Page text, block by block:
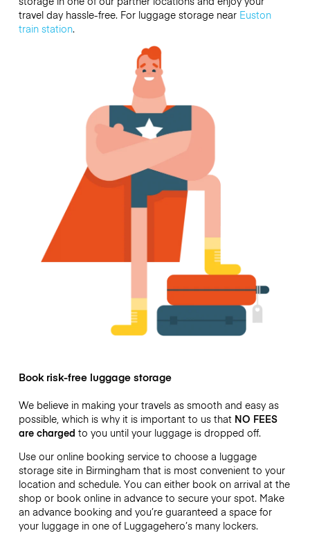
travel day hassle-free. For luggage storage near Euston
train station.
Book risk-free luggage storage
We believe in making your travels as smooth and easy as
possible, which is why it is important to us that NO FEES
are charged to you until your luggage is dropped off.
Use our online booking service to choose a luggage
storage site in Birmingham that is most convenient to your
location and schedule. You can either book on arrival at the
shop or book online in advance to secure your spot. Make
an advance booking and you’re guaranteed a space for
your luggage in one of Luggagehero’s many lockers.